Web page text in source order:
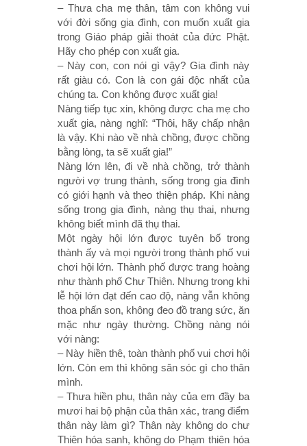
– Thưa cha mẹ thân, tâm con không vui
với đời sống gia đình, con muốn xuất gia
trong Giáo pháp giải thoát của đức Phật.
Hãy cho phép con xuất gia.
– Này con, con nói gì vậy? Gia đình này
rất giàu có. Con là con gái độc nhất của
chúng ta. Con không được xuất gia!
Nàng tiếp tục xin, không được cha mẹ cho
xuất gia, nàng nghĩ: “Thôi, hãy chấp nhận
là vậy. Khi nào về nhà chồng, được chồng
bằng lòng, ta sẽ xuất gia!”
Nàng lớn lên, đi về nhà chồng, trở thành
người vợ trung thành, sống trong gia đình
có giới hạnh và theo thiện pháp. Khi nàng
sống trong gia đình, nàng thụ thai, nhưng
không biết mình đã thụ thai.
Một ngày hội lớn được tuyên bố trong
thành ấy và mọi người trong thành phố vui
chơi hội lớn. Thành phố được trang hoàng
như thành phố Chư Thiên. Nhưng trong khi
lễ hội lớn đạt đến cao độ, nàng vẫn không
thoa phấn son, không đeo đồ trang sức, ăn
mặc như ngày thường. Chồng nàng nói
với nàng:
– Này hiền thê, toàn thành phố vui chơi hội
lớn. Còn em thì không săn sóc gì cho thân
mình.
– Thưa hiền phu, thân này của em đầy ba
mươi hai bộ phận của thân xác, trang điểm
thân này làm gì? Thân này không do chư
Thiên hóa sanh, không do Phạm thiên hóa